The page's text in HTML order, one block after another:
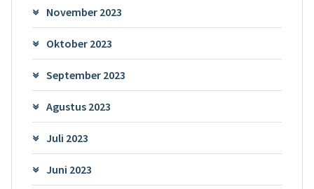
November 2023
Oktober 2023
September 2023
Agustus 2023
Juli 2023
Juni 2023